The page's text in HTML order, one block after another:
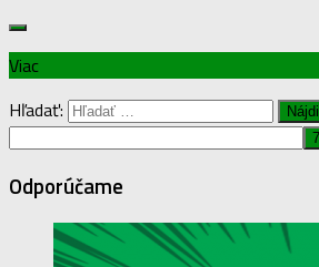
Viac
Hľadať:
Odporúčame